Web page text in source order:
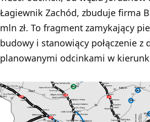
Łagiewnik Zachód, zbuduje firma
mln zł. To fragment zamykający
budowy i stanowiący połączenie z
planowanymi odcinkami w